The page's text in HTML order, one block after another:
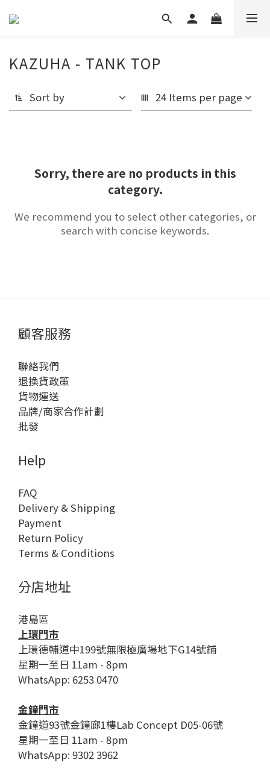
KAZUHA - TANK TOP
Sort by 24 Items per page
Sorry, there are no products in this
category.
We recommend you to select other categories, or
search with concise keywords.
顧客服務
聯絡我們
退換貨政策
貨物運送
品牌/商家合作計劃
批發
Help
FAQ
Delivery & Shipping
Payment
Return Policy
Terms & Conditions
分店地址
港島區
上環門市
上環德輔道中199號無限極廣場地下G14號鋪
星期一至日 11am - 8pm
WhatsApp: 6253 0470
金鐘門市
金鐘道93號金鐘廊1樓Lab Concept D05-06號
星期一至日 11am - 8pm
WhatsApp: 9302 3962